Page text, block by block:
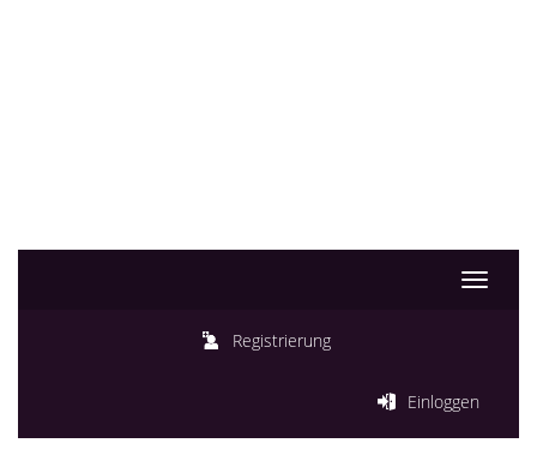
Toggle
Registrierung
Einloggen